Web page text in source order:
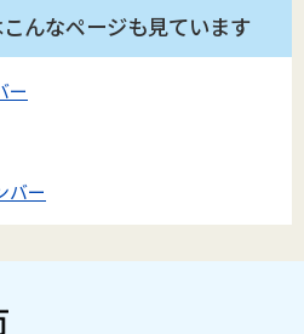
んなページも見ています
ー
バー